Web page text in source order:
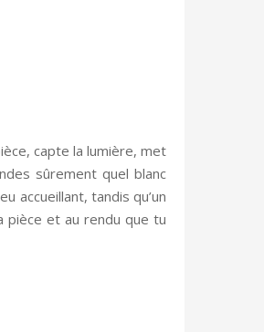
capte la lumière, met
sûrement quel blanc
accueillant, tandis qu’un
pièce et au rendu que tu